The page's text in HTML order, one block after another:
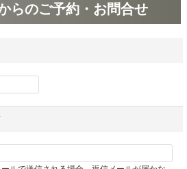
らのご予約・お問合せ